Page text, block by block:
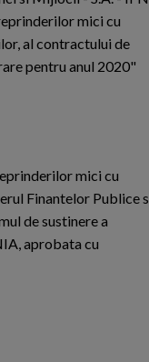
mici cu
al contractului de
pentru anul 2020"
mici cu
Finantelor Publice
de sustinere a
aprobata cu